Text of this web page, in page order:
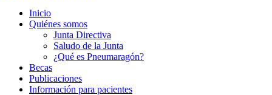
Inicio
Quiénes somos
Junta Directiva
Saludo de la Junta
¿Qué es Pneumaragón?
Becas
Publicaciones
Información para pacientes